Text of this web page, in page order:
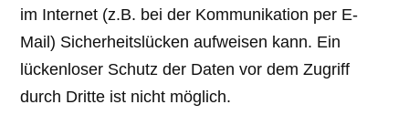
im Internet (z.B. bei der Kommunikation per E-
Mail) Sicherheitslücken aufweisen kann. Ein
lückenloser Schutz der Daten vor dem Zugriff
durch Dritte ist nicht möglich.